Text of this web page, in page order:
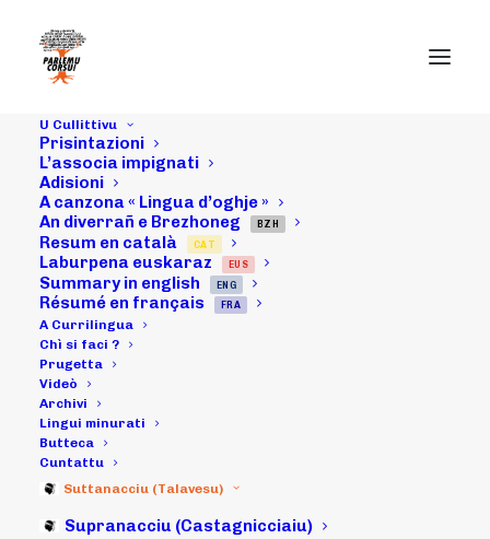
U Cullittivu
Prisintazioni
L’associa impignati
Adisioni
A canzona « Lingua d’oghje »
An diverrañ e Brezhoneg
BZH
Resum en català CAT
Laburpena euskaraz EUS
Summary in english ENG
Résumé en français FRA
A Currilingua
Chì si faci ?
Prugetta
Videò
Archivi
Lingui minurati
Butteca
Cuntattu
Suttanacciu (Talavesu)
Supranacciu (Castagnicciaiu)
U 4 di luddu 2015
: animazioni pà i
06/07/2015